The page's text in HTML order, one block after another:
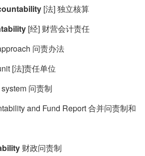
[法] 独立核算
[经] 财营会计责任
问责办法
[法]责任单位
system 问责制
and Fund Report 合并问责制和
财政问责制